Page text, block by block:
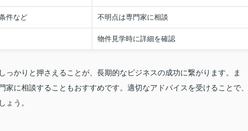
件など 不明点は専門家に相談
物件見学時に詳細を確認
っかりと押さえることが、長期的なビジネスの成功に繋がります。ま
家に相談することもおすすめです。適切なアドバイスを受けることで、
ょう。